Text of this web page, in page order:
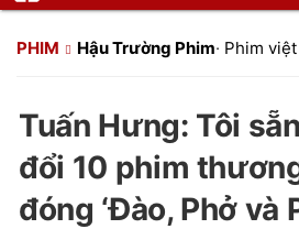
PHIM Hậu Trường Phim· Phim việt
Tuấn Hưng: Tôi
đổi 10 phim
đóng ‘Đào, Phở và